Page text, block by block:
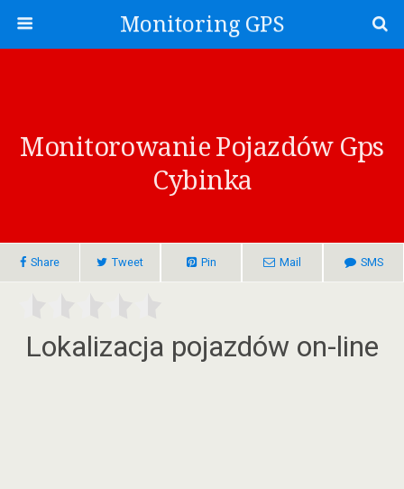
Monitoring GPS
Monitorowanie Pojazdów Gps
Cybinka
Share Tweet Pin Mail SMS
Lokalizacja pojazdów on-line